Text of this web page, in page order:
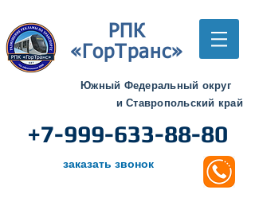
РПК
«ГорТранс»
Южный Федеральный округ
и Ставропольский край
+7-999-633-88-80
заказать звонок